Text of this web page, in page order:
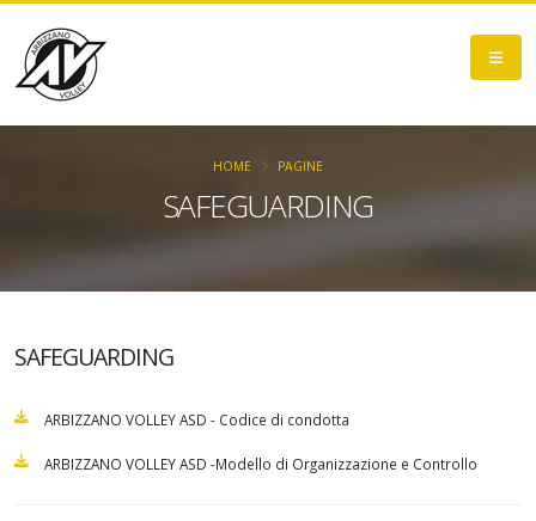
SAFEGUARDING
HOME PAGINE
SAFEGUARDING
ARBIZZANO VOLLEY ASD - Codice di condotta
ARBIZZANO VOLLEY ASD -Modello di Organizzazione e Controllo